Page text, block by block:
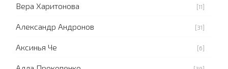
Вера Харитонова [11]
Александр Андронов [31]
Аксинья Че [6]